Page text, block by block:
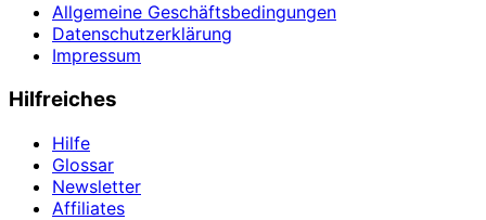
Allgemeine Geschäftsbedingungen
Datenschutzerklärung
Impressum
Hilfreiches
Hilfe
Glossar
Newsletter
Affiliates